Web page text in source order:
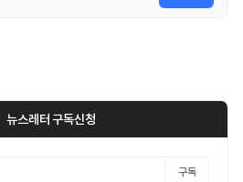
뉴스레터 구독신청
구독